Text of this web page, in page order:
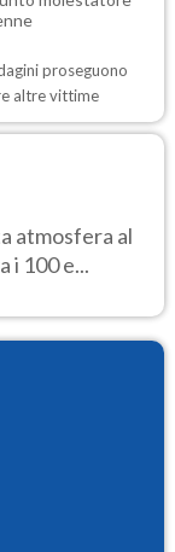
proseguono
altre vittime
atmosfera al
i 100 e...